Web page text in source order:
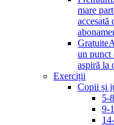
mare
accesată
Gratuite
un punct
aspiră la
Exerciții
Copii și
5-
9-